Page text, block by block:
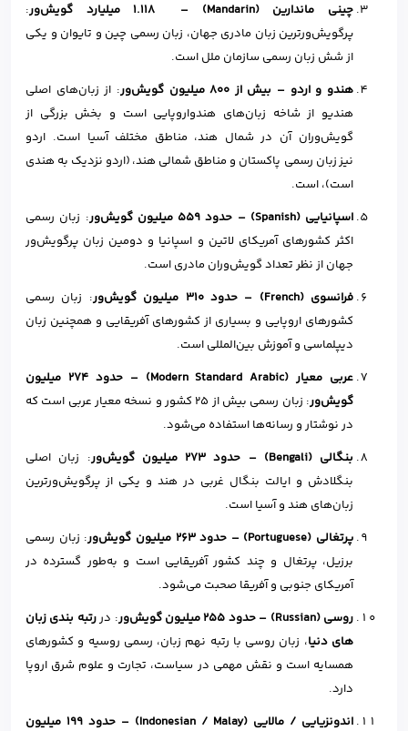
چینی ماندارین(Mandarin) – ۱.۱۱۸میلیارد گویش‌ور:
پرگویش‌ورترین زبان مادری جهان، زبان رسمی چین و تایوان و یکی
از شش زبان رسمی سازمان ملل است.
هندو و اردو – بیش از 800 میلیون گویش‌ور
: از زبان‌های اصلی
هندیو از شاخه زبان‌های هندواروپایی است و بخش بزرگی از
گویش‌وران آن در شمال هند، مناطق مختلف آسیا است. اردو
نیز زبان رسمی پاکستان و مناطق شمالی هند، (اردو نزدیک به هندی
است)، است.
اسپانیایی (Spanish
)
– حدود ۵۵۹ میلیون گویش‌ور: زبان رسمی
اکثر کشورهای آمریکای لاتین و اسپانیا و دومین زبان پرگویش‌ور
جهان از نظر تعداد گویش‌وران مادری است.
فرانسوی (French
)
– حدود۳۱۰ میلیون گویش‌ور: زبان رسمی
کشورهای اروپایی و بسیاری از کشورهای آفریقایی و همچنین زبان
دیپلماسی و آموزش بین‌المللی است.
عربی معیار (Modern Standard Arabic
)
– حدود۲۷۴ میلیون
گویش‌ور
: زبان رسمی بیش از ۲۵ کشور و نسخه معیار عربی است که
در نوشتار و رسانه‌ها استفاده می‌شود.
بنگالی (Bengali
)
– حدود ۲۷۳ میلیون گویش‌ور: زبان اصلی
بنگلادش و ایالت بنگال غربی در هند و یکی از پرگویش‌ورترین
زبان‌های هند و آسیا است.
پرتغالی (Portuguese
)
– حدود۲۶۳ میلیون گویش‌ور: زبان رسمی
برزیل، پرتغال و چند کشور آفریقایی است و به‌طور گسترده در
آمریکای جنوبی و آفریقا صحبت می‌شود.
روسی (Russian
)
– حدود ۲۵۵میلیون گویش‌ور: دررتبه بندی زبان
های دنیا، زبان روسی با رتبه نهم زبان، رسمی روسیه و کشورهای
همسایه است و نقش مهمی در سیاست، تجارت و علوم شرق اروپا
دارد.
اندونزیایی / مالایی (Indonesian / Malay
)
– حدود ۱۹۹ میلیون